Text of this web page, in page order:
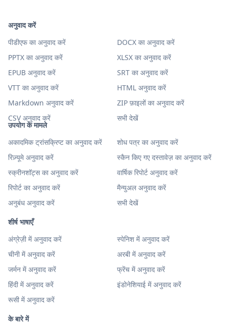
उपयोग के मामले
अकादमिक ट्रांसक्रिप्ट का अनुवाद करें
शोध पत्र का अनुवाद करें
रिज़्यूमे अनुवाद करें
स्कैन किए गए दस्तावेज़ का अनुवाद करें
स्क्रीनशॉट्स का अनुवाद करें
वार्षिक रिपोर्ट अनुवाद करें
रिपोर्ट का अनुवाद करें
मैन्युअल अनुवाद करें
अनुबंध अनुवाद करें
सभी देखें
शीर्ष भाषाएँ
अंग्रेज़ी में अनुवाद करें
स्पेनिश में अनुवाद करें
चीनी में अनुवाद करें
अरबी में अनुवाद करें
जर्मन में अनुवाद करें
फ्रेंच में अनुवाद करें
हिंदी में अनुवाद करें
इंडोनेशियाई में अनुवाद करें
रूसी में अनुवाद करें
अनुवाद करें
पीडीएफ का अनुवाद करें
DOCX का अनुवाद करें
PPTX का अनुवाद करें
XLSX का अनुवाद करें
EPUB अनुवाद करें
SRT का अनुवाद करें
VTT का अनुवाद करें
HTML अनुवाद करें
Markdown अनुवाद करें
ZIP फ़ाइलों का अनुवाद करें
CSV अनुवाद करें
सभी देखें
के बारे में